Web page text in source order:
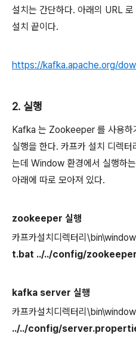
설치는 간단하다. 아래의 URL
설치 끝이다.
https://kafka.apache.org/
2. 실행
Kafka 는 Zookeeper 를 사용하
실행을 한다. 카프카 설치 디렉
는데 Window 환경에서 실행하
아래에 따로 모아져 있다.
zookeeper 실행
카프카설치디렉터리
t.bat ../../config/
kafka server 실행
카프카설치디렉터리
../../config/